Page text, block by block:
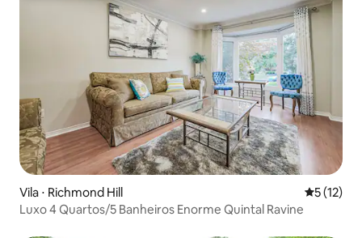
Vila ⋅ Richmond Hill 5 de uma
5 (12)
Luxo 4 Quartos/5 Banheiros Enorme Quintal Ravine